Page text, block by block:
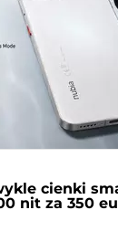
cienki
nit za 350